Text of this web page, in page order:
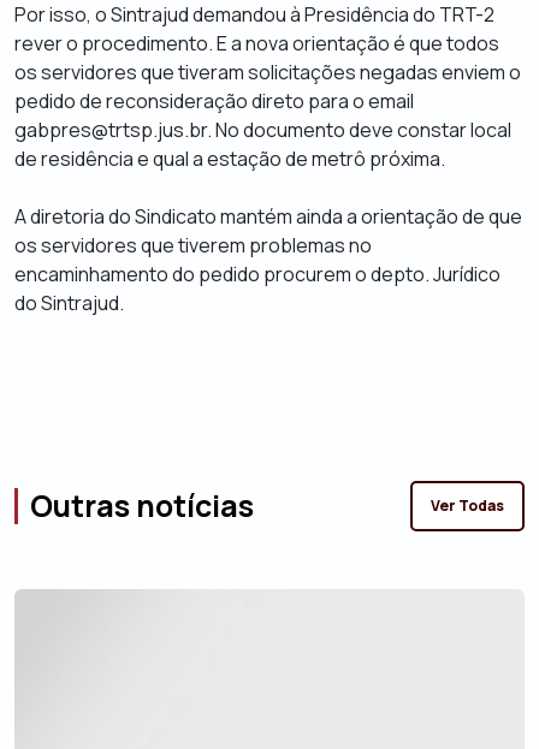
Por isso, o Sintrajud demandou à Presidência do TRT-2
rever o procedimento. E a nova orientação é que todos
os servidores que tiveram solicitações negadas enviem o
pedido de reconsideração direto para o email
gabpres@trtsp.jus.br. No documento deve constar local
de residência e qual a estação de metrô próxima.
A diretoria do Sindicato mantém ainda a orientação de que
os servidores que tiverem problemas no
encaminhamento do pedido procurem o depto. Jurídico
do Sintrajud.
Outras notícias Ver Todas